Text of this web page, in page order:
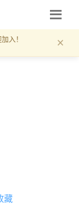
入！ ×
藏